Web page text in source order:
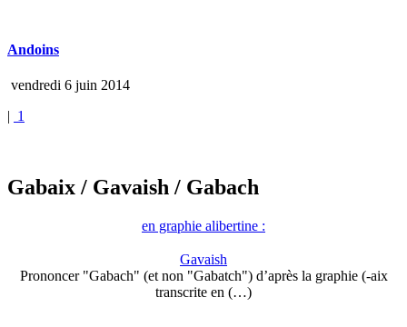
Andoins
vendredi 6 juin 2014
| 1
Gabaix / Gavaish / Gabach
en graphie alibertine :
Gavaish
Prononcer "Gabach" (et non "Gabatch") d’après la graphie (-aix
transcrite en (…)